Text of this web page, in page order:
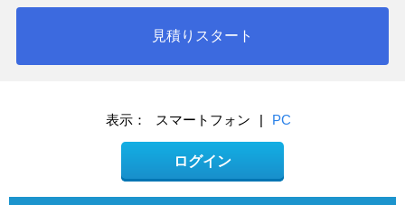
見積りスタート
表示： スマートフォン | PC
ログイン